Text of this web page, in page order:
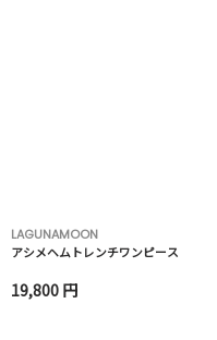
LAGUNAMOON
アシメヘムトレンチワンピース
19,800 円